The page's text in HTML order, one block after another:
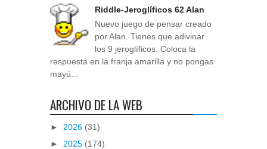
Riddle-Jeroglíficos 62 Alan
Nuevo juego de pensar creado
por Alan. Tienes que adivinar
los 9 jeroglíficos. Coloca la
respuesta en la franja amarilla y no pongas
mayú...
ARCHIVO DE LA WEB
► 2026 (31)
► 2025 (174)